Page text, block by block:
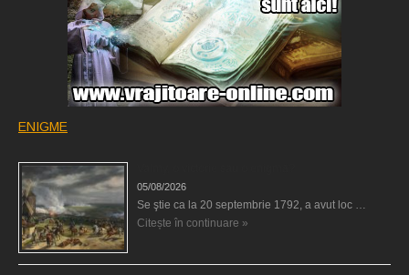
ENIGME
05/08/2026
Se ştie ca la 20 septembrie 1792, a avut loc …
Citește în continuare »